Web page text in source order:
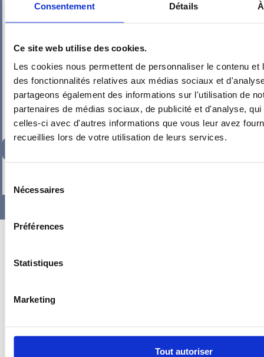
Consentement Détails
Ce site web utilise des cookies.
Les cookies nous permettent de personnaliser le contenu et
des fonctionnalités relatives aux médias sociaux et
partageons également des informations sur l'utilisation de
partenaires de médias sociaux, de publicité et d'analyse,
celles-ci avec d'autres informations que vous leur avez
recueillies lors de votre utilisation de leurs services.
Nécessaires
Préférences
Statistiques
Marketing
Tout autoriser